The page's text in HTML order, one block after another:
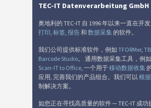
I 库存标签
NF Nutrition Labels
€ SEPA 授权
₣ 瑞士 QR 账单
TEC-IT Datenverarbeitung GmbH
奥地利的 TEC-IT 自 1996 年以来一直在开
打印, 标签, 报告和 数据采集的软件。
我们公司提供标准软件，例如 TFORMer,
Barcode Studio。 通用数据采集工具，例如
Scan-IT to Office, 一个用于移动数据收集
应用, 完善我们的产品组合。我们可以 根
制解决方案。
如您正在寻找高质量的软件 — TEC-IT 成